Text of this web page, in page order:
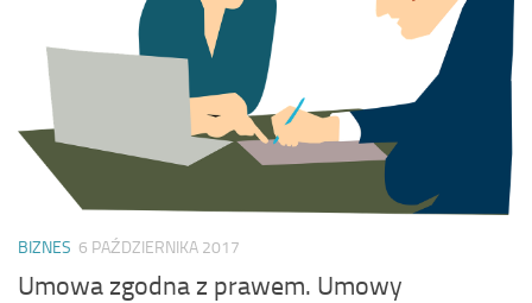
BIZNES 6 PAŹDZIERNIKA 2017
Umowa zgodna z prawem. Umowy